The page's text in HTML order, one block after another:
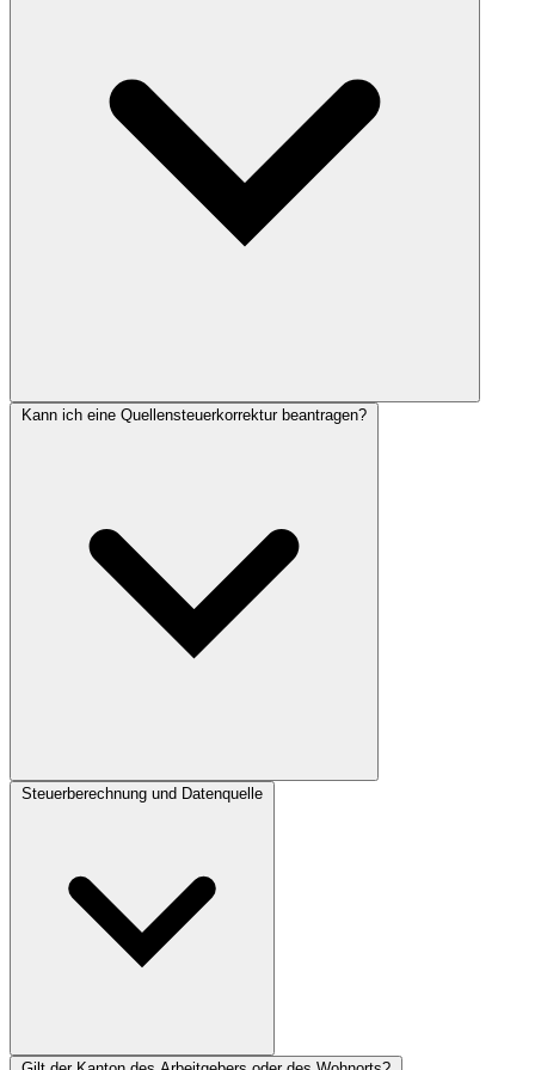
Kann ich eine Quellensteuerkorrektur beantragen?
geändert haben.
Steuerberechnung und Datenquelle